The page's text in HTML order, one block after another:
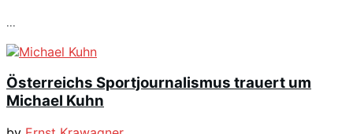
...
Österreichs Sportjournalismus trauert um
Michael Kuhn